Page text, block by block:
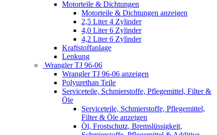
Motorteile & Dichtungen
Motorteile & Dichtungen anzeigen
2,5 Liter 4 Zylinder
4,0 Liter 6 Zylinder
4,2 Liter 6 Zylinder
Kraftstoffanlage
Lenkung
Wrangler TJ 96-06
Wrangler TJ 96-06 anzeigen
Polyurethan Teile
Serviceteile, Schmierstoffe, Pflegemittel, Filter &
Öle
Serviceteile, Schmierstoffe, Pflegemittel,
Filter & Öle anzeigen
Öl, Frostschutz, Bremslüssigkeit,